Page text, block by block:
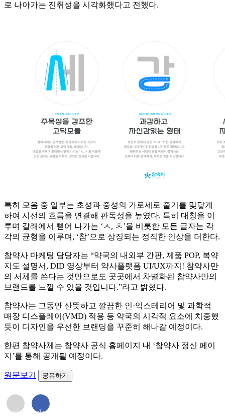
로 나아가는 진취성을 시각화했다고 전했다.
특히 모음 중 일부는 초성과 중성의 가로세로 줄기를 맞닿게
하여 시선의 흐름을 연결해 판독성을 높였다. 특히 대칭을 이
루며 갈래에서 뻗어 나가는 ‘ㅅ, ㅊ’을 비롯한 모든 글자는 각
각의 균형을 이루며, ‘참’으로 상징되는 정직한 인상을 더한다.
참약사 마케팅 담당자는 “약국의 내외부 간판, 제품 POP, 복약
지도 설명서, DID 영상부터 약사플랫폼 UI/UX까지! 참약사만
의 서체를 쓴다는 것만으로도 곳곳에서 차별화된 참약사만의
브랜드를 느낄 수 있을 것입니다.”라고 밝혔다.
참약사는 그동안 산뜻하고 깔끔한 인·익스테리어 및 과학적
매장 디스플레이(VMD) 적용 등 약국의 시각적 요소에 치중했
듯이 디자인을 우선한 브랜딩을 꾸준히 해나갈 예정이다.
한편 참약사체는 참약사 공식 홈페이지 내 ‘참약사 정신 페이
지’를 통해 공개될 예정이다.
원문보기 공유하기
class="far
<i
class="fab